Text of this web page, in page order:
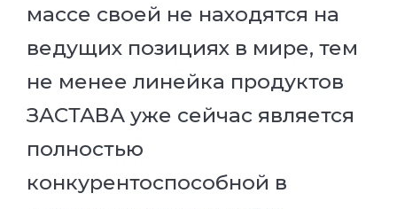
массе своей не находятся на
ведущих позициях в мире, тем
не менее линейка продуктов
ЗАСТАВА уже сейчас является
полностью
конкурентоспособной в